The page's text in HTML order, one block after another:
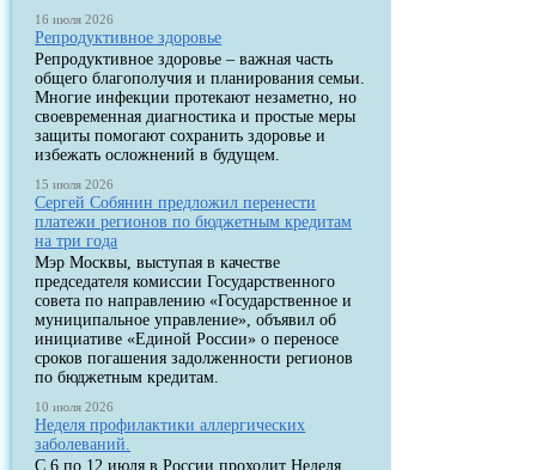
16 июля 2026
Репродуктивное здоровье
Репродуктивное здоровье – важная часть
общего благополучия и планирования семьи.
Многие инфекции протекают незаметно, но
своевременная диагностика и простые меры
защиты помогают сохранить здоровье и
избежать осложнений в будущем.
15 июля 2026
Сергей Собянин предложил перенести
платежи регионов по бюджетным кредитам
на три года
Мэр Москвы, выступая в качестве
председателя комиссии Государственного
совета по направлению «Государственное и
муниципальное управление», объявил об
инициативе «Единой России» о переносе
сроков погашения задолженности регионов
по бюджетным кредитам.
10 июля 2026
Неделя профилактики аллергических
заболеваний.
С 6 по 12 июля в России проходит Неделя